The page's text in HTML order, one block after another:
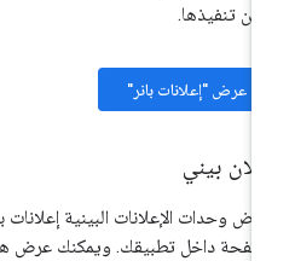
تنفيذها.
عرض "إعلانات بانر"
بيني
وحدات الإعلانات البينية إعلانات بملء
داخل تطبيقك. ويمكنك عرض هذه